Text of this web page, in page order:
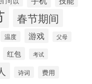
春节期间
温度 游戏 父母
红包 考试
诗词 费用